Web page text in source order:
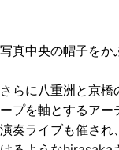
写真中央の帽子をか
さらに八重洲と京
ープを軸とするア
演奏ライブも催され